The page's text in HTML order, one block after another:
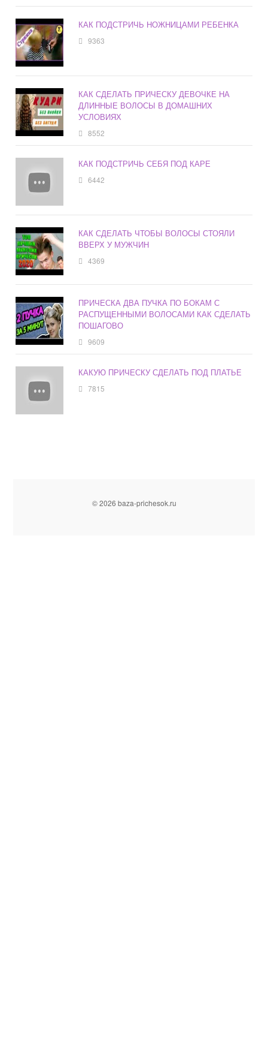
КАК ПОДСТРИЧЬ НОЖНИЦАМИ РЕБЕНКА
9363
КАК СДЕЛАТЬ ПРИЧЕСКУ ДЕВОЧКЕ НА
ДЛИННЫЕ ВОЛОСЫ В ДОМАШНИХ
УСЛОВИЯХ
8552
КАК ПОДСТРИЧЬ СЕБЯ ПОД КАРЕ
6442
КАК СДЕЛАТЬ ЧТОБЫ ВОЛОСЫ СТОЯЛИ
ВВЕРХ У МУЖЧИН
4369
ПРИЧЕСКА ДВА ПУЧКА ПО БОКАМ С
РАСПУЩЕННЫМИ ВОЛОСАМИ КАК СДЕЛАТЬ
ПОШАГОВО
9609
КАКУЮ ПРИЧЕСКУ СДЕЛАТЬ ПОД ПЛАТЬЕ
7815
© 2026 baza-prichesok.ru